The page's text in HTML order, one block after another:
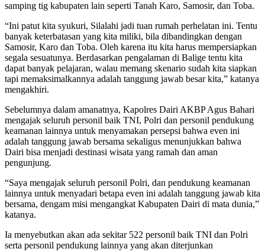
samping tig kabupaten lain seperti Tanah Karo, Samosir, dan Toba.
“Ini patut kita syukuri, Silalahi jadi tuan rumah perhelatan ini. Tentu
banyak keterbatasan yang kita miliki, bila dibandingkan dengan
Samosir, Karo dan Toba. Oleh karena itu kita harus mempersiapkan
segala sesuatunya. Berdasarkan pengalaman di Balige tentu kita
dapat banyak pelajaran, walau memang skenario sudah kita siapkan
tapi memaksimalkannya adalah tanggung jawab besar kita,” katanya
mengakhiri.
Sebelumnya dalam amanatnya, Kapolres Dairi AKBP Agus Bahari
mengajak seluruh personil baik TNI, Polri dan personil pendukung
keamanan lainnya untuk menyamakan persepsi bahwa even ini
adalah tanggung jawab bersama sekaligus menunjukkan bahwa
Dairi bisa menjadi destinasi wisata yang ramah dan aman
pengunjung.
“Saya mengajak seluruh personil Polri, dan pendukung keamanan
lainnya untuk menyadari betapa even ini adalah tanggung jawab kita
bersama, dengam misi mengangkat Kabupaten Dairi di mata dunia,”
katanya.
Ia menyebutkan akan ada sekitar 522 personil baik TNI dan Polri
serta personil pendukung lainnya yang akan diterjunkan